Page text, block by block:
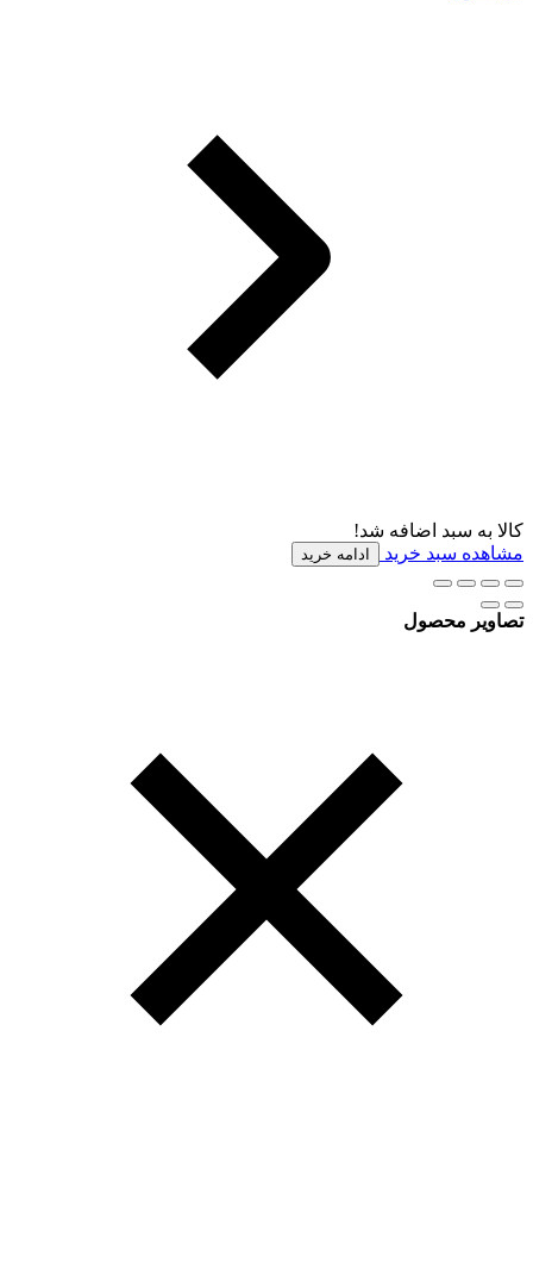
کالا به سبد اضافه شد!
مشاهده سبد خرید
ادامه خرید
تصاویر محصول